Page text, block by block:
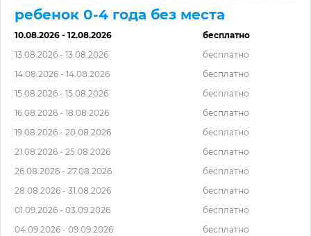
ребенок 0-4 года без места
10.08.2026 - 12.08.2026
13.08.2026 - 13.08.2026
14.08.2026 - 14.08.2026
15.08.2026 - 15.08.2026
16.08.2026 - 18.08.2026
19.08.2026 - 20.08.2026
21.08.2026 - 25.08.2026
26.08.2026 - 27.08.2026
28.08.2026 - 31.08.2026
01.09.2026 - 03.09.2026
04.09.2026 - 09.09.2026
бесплатно
бесплатно
бесплатно
бесплатно
бесплатно
бесплатно
бесплатно
бесплатно
бесплатно
бесплатно
бесплатно